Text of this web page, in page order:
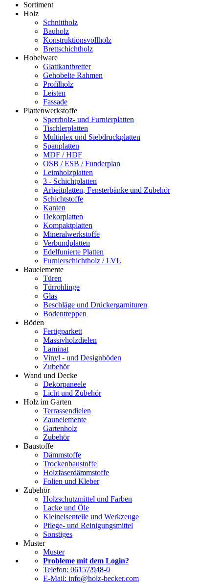
Sortiment
Holz
Schnittholz
Bauholz
Konstruktionsvollholz
Brettschichtholz
Hobelware
Glattkantbretter
Gehobelte Rahmen
Profilholz
Leisten
Fassade
Plattenwerkstoffe
Sperrholz- und Furnierplatten
Tischlerplatten
Multiplex und Siebdruckplatten
Spanplatten
MDF / HDF
OSB / ESB / Funderplan
Leimholzplatten
3 - Schichtplatten
Arbeitplatten, Fensterbänke und Zubehör
Schichtstoffe
Kanten
Dekorplatten
Kompaktplatten
Mineralwerkstoffe
Verbundplatten
Edelfunierte Platten
Furnierschichtholz / LVL
Bauelemente
Türen
Türrohlinge
Glas
Beschläge und Drückergarnituren
Bodentreppen
Böden
Fertigparkett
Massivholzdielen
Laminat
Vinyl - und Designböden
Zubehör
Wand und Decke
Dekorpaneele
Licht und Zubehör
Holz im Garten
Terrassendielen
Zaunelemente
Gartenholz
Zubehör
Baustoffe
Dämmstoffe
Trockenbaustoffe
Holzfaserdämmstoffe
Folien und Kleber
Zubehör
Holzschutzmittel und Farben
Lacke und Öle
Kleineisenteile und Werkzeuge
Pflege- und Reinigungsmittel
Sonstiges
Muster
Muster
Probleme mit dem Login?
Telefon: 06157/948-0
E-Mail: info@holz-becker.com